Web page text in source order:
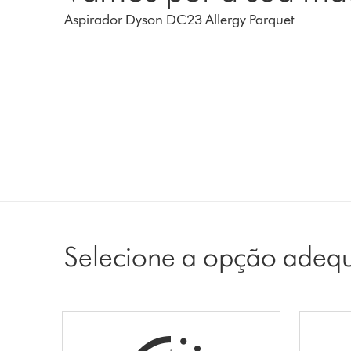
Aspirador Dyson DC23 Allergy Parquet
Selecione a opção